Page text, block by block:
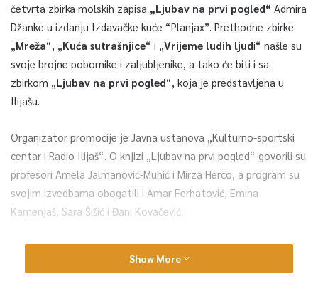
četvrta zbirka molskih zapisa „Ljubav na prvi pogled“ Admira
Džanke u izdanju Izdavačke kuće “Planjax”. Prethodne zbirke
Mreža“, „ Kuća sutrašnjice“ i „ Vrijeme ludih ljudi“ našle su
svoje brojne pobornike i zaljubljenike, a tako će biti i sa
zbirkom „ Ljubav na prvi pogled“, koja je predstavljena u
Ilijašu.
Organizator promocije je Javna ustanova „Kulturno-sportski
centar i Radio Ilijaš“. O knjizi „Ljubav na prvi pogled“ govorili su
profesori Amela Jalmanović-Muhić i Mirza Herco, a program su
svojim izvedbama obogatili i Amar Ferhatović, Emina
Kamenjaš, Sara Šišić i Đani Kovačević.
Recenzent profesor Mirza Herco kaže da je ljubav dominirajuća
tema ovog djela. “Kao što i sam naslov kaže
Show More